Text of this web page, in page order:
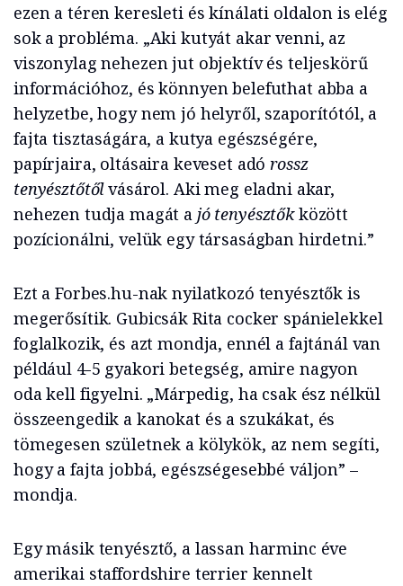
ezen a téren keresleti és kínálati oldalon is elég
sok a probléma. „Aki kutyát akar venni, az
viszonylag nehezen jut objektív és teljeskörű
információhoz, és könnyen belefuthat abba a
helyzetbe, hogy nem jó helyről, szaporítótól, a
fajta tisztaságára, a kutya egészségére,
papírjaira, oltásaira keveset adó rossz
tenyésztőtőlvásárol. Aki meg eladni akar,
nehezen tudja magát a jó tenyésztőkközött
pozícionálni, velük egy társaságban hirdetni.”
Ezt a Forbes.hu-nak nyilatkozó tenyésztők is
megerősítik. Gubicsák Rita cocker spánielekkel
foglalkozik, és azt mondja, ennél a fajtánál van
például 4-5 gyakori betegség, amire nagyon
oda kell figyelni. „Márpedig, ha csak ész nélkül
összeengedik a kanokat és a szukákat, és
tömegesen születnek a kölykök, az nem segíti,
hogy a fajta jobbá, egészségesebbé váljon” –
mondja.
Egy másik tenyésztő, a lassan harminc éve
amerikai staffordshire terrier kennelt